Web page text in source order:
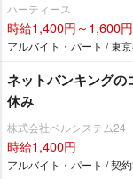
ハーティース
時給1,400円～1,600円
アルバイト・パート / 東
ネットバンキングの
休み
株式会社ベルシステム24
時給1,400円
アルバイト・パート / 契